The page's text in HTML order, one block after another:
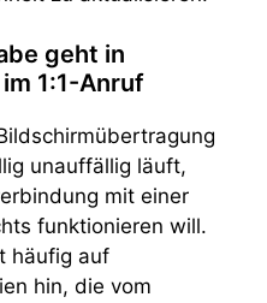
geht in
1:1-Anruf
unauffällig läuft,
mit einer
funktionieren will.
häufig auf
hin, die vom